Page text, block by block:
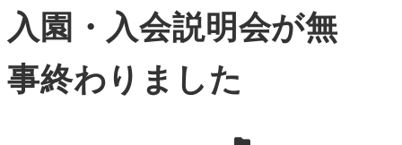
入園・入会説明会が無
事終わりました